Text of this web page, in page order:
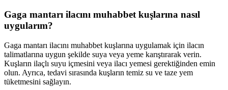
Gaga mantarı ilacını muhabbet kuşlarına nasıl
uygularım?
Gaga mantarı ilacını muhabbet kuşlarına uygulamak için ilacın
talimatlarına uygun şekilde suya veya yeme karıştırarak verin.
Kuşların ilaçlı suyu içmesini veya ilacı yemesi gerektiğinden emin
olun. Ayrıca, tedavi sırasında kuşların temiz su ve taze yem
tüketmesini sağlayın.